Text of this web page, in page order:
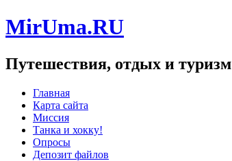
MirUma.RU
Путешествия, отдых и туризм
Главная
Карта сайта
Миссия
Танка и хокку!
Опросы
Депозит файлов